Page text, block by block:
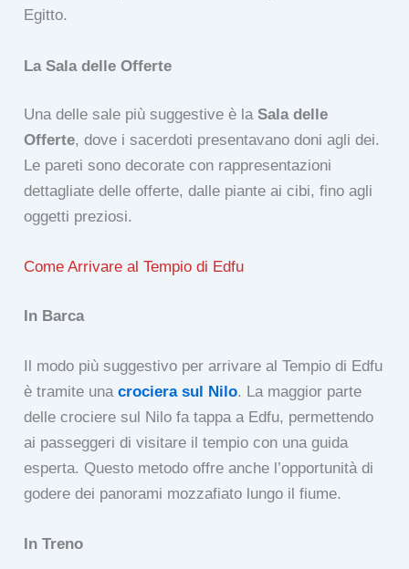
Egitto.
La Sala delle Offerte
Una delle sale più suggestive è laSala delle
Offerte, dove i sacerdoti presentavano doni agli dei.
Le pareti sono decorate con rappresentazioni
dettagliate delle offerte, dalle piante ai cibi, fino agli
oggetti preziosi.
Come Arrivare al Tempio di Edfu
In Barca
Il modo più suggestivo per arrivare al Tempio di Edfu
è tramite unacrociera sul Nilo. La maggior parte
delle crociere sul Nilo fa tappa a Edfu, permettendo
ai passeggeri di visitare il tempio con una guida
esperta. Questo metodo offre anche l’opportunità di
godere dei panorami mozzafiato lungo il fiume.
In Treno